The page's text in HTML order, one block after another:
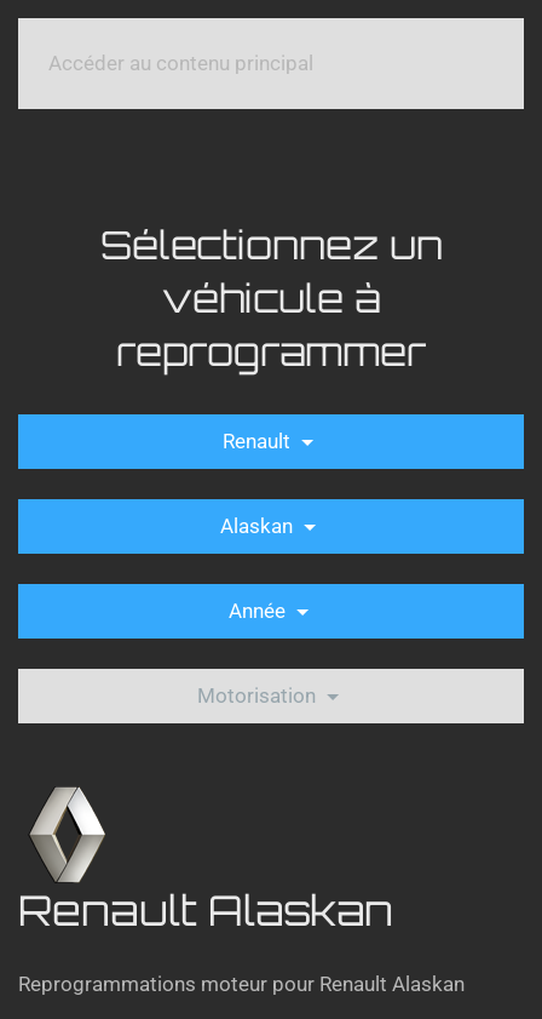
Accéder au contenu principal
Sélectionnez un
véhicule à
reprogrammer
Renault
Alaskan
Année
Motorisation
Renault Alaskan
Reprogrammations moteur pour Renault Alaskan